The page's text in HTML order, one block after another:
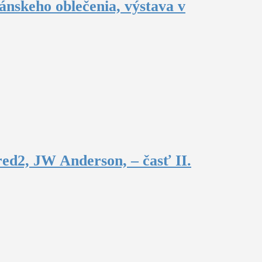
oblečenia, výstava v
JW Anderson, – časť II.